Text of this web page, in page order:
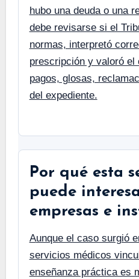
hubo una deuda o una
debe revisarse si el
normas, interpretó
prescripción y valoró el
pagos, glosas,
del expediente.
Por qué esta
puede
empresas e
Aunque el caso surgió en el contexto de
servicios médicos
enseñanza práctica es